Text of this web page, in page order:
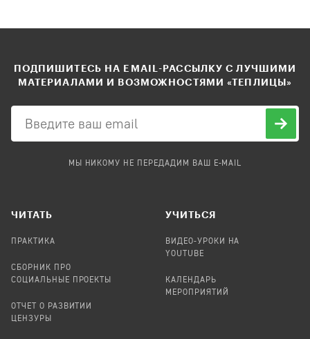
ПОДПИШИТЕСЬ НА EMAIL-РАССЫЛКУ С ЛУЧШИМИ
МАТЕРИАЛАМИ И ВОЗМОЖНОСТЯМИ «ТЕПЛИЦЫ»
МЫ НИКОМУ НЕ ПЕРЕДАДИМ ВАШ E-MAIL
ЧИТАТЬ
ПРАКТИКА
СБОРНИК ПРО
СОЦИАЛЬНЫЕ ПРОЕКТЫ
ОТЧЕТ О РАЗВИТИИ
ЦЕНЗУРЫ
УЧИТЬСЯ
ВИДЕО-УРОКИ НА
YOUTUBE
КАЛЕНДАРЬ
МЕРОПРИЯТИЙ